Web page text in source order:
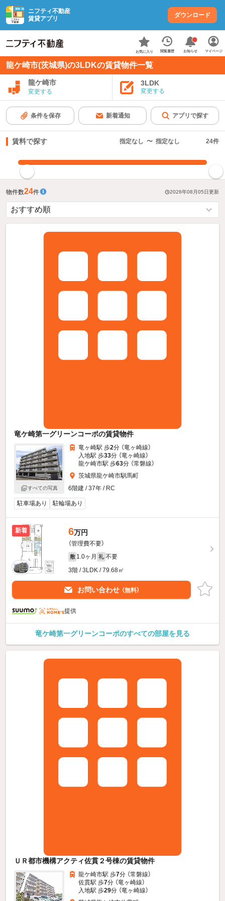
ニフティ不動産
賃貸アプリ
ダウンロード
お気に入り 閲覧履歴 お知らせ マイページ
龍ケ崎市(茨城県)の3LDKの賃貸物件一覧
龍ケ崎市
変更する
3LDK
変更する
条件を保存 新着通知 アプリで探す
賃料で探す 指定なし 〜 指定なし 24件
物件数24件 2026年08月05日更新
竜ケ崎第一グリーンコーポの賃貸物件
すべての写真
竜ヶ崎駅 歩2分 （竜ヶ崎線）
入地駅 歩33分 （竜ヶ崎線）
龍ケ崎市駅 歩63分 （常磐線）
茨城県龍ケ崎市馴馬町
6階建 / 37年 / RC
駐車場あり 駐輪場あり
新着 6万円
（管理費不要）
敷 1.0ヶ月 礼 不要
3階 / 3LDK / 79.68㎡
お問い合わせ （無料）
提供
竜ケ崎第一グリーンコーポのすべての部屋を見る
ＵＲ都市機構アクティ佐貫２号棟の賃貸物件
龍ケ崎市駅 歩7分 （常磐線）
佐貫駅 歩7分 （竜ヶ崎線）
入地駅 歩29分 （竜ヶ崎線）